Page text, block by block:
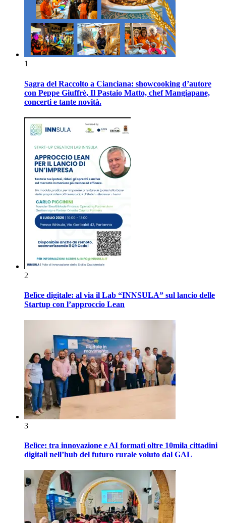
1
Sagra del Raccolto a Cianciana: showcooking d’autore
con Peppe Giuffrè, Il Pastaio Matto, chef Mangiapane,
concerti e tante novità.
2
Belìce digitale: al via il Lab “INNSULA” sul lancio delle
Startup con l’approccio Lean
3
Belìce: tra innovazione e AI formati oltre 10mila cittadini
digitali nell’hub del futuro rurale voluto dal GAL